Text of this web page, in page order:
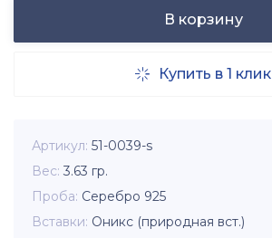
В корзину
 Купить в 1 клик
Артикул 51-0039-s
Вес 3.63 гр.
Проба Серебро 925
Вставки Оникс (природная вст.)